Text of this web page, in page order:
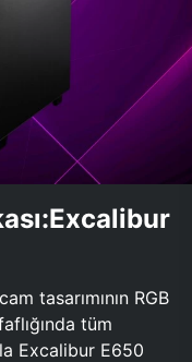
tasarımının RGB
tüm
Excalibur E650